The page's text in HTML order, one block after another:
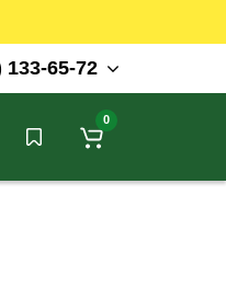
133-65-72
0